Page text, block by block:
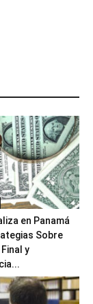
en Panamá
Sobre
y